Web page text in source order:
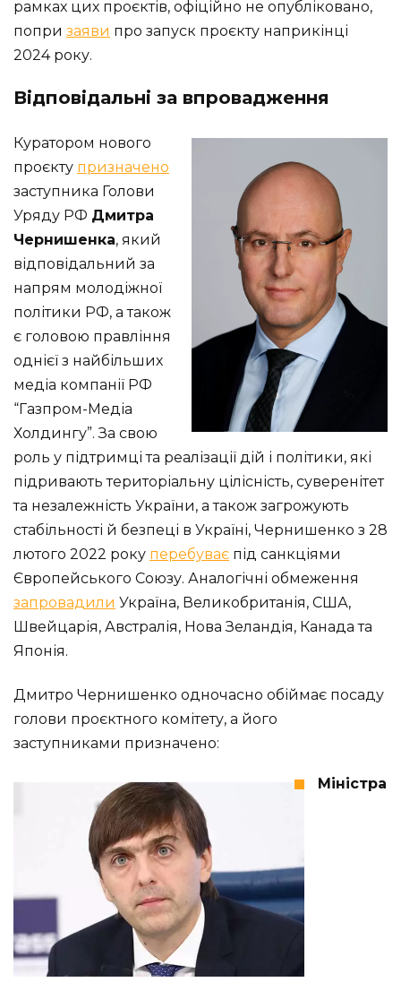
рамках цих проєктів, офіційно не опубліковано,
попри заяви про запуск проєкту наприкінці
2024 року.
Відповідальні за впровадження
Куратором нового
проєкту призначено
заступника Голови
Уряду РФ Дмитра
Чернишенка, який
відповідальний за
напрям молодіжної
політики РФ, а також
є головою правління
однієї з найбільших
медіа компанії РФ
“Газпром-Медіа
Холдингу”. За свою
роль у підтримці та реалізації дій і політики, які
підривають територіальну цілісність, суверенітет
та незалежність України, а також загрожують
стабільності й безпеці в Україні, Чернишенко з 28
лютого 2022 року перебуває під санкціями
Європейського Союзу. Аналогічні обмеження
запровадили Україна, Великобританія, США,
Швейцарія, Австралія, Нова Зеландія, Канада та
Японія.
Дмитро Чернишенко одночасно обіймає посаду
голови проєктного комітету, а його
заступниками призначено:
Міністра